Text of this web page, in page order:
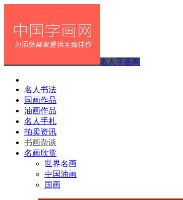
名人字画网
名人书法
国画作品
油画作品
名人手札
拍卖资讯
书画杂谈
名画欣赏
世界名画
中国油画
国画